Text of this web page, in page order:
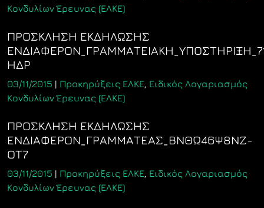
Κονδυλίων Έρευνας (ΕΛΚΕ)
ΠΡΟΣΚΛΗΣΗ ΕΚΔΗΛΩΣΗΣ
ΗΔΡ
03/11/2015 | Προκηρύξεις ΕΛΚΕ, Ειδικός Λογαριασμός
Κονδυλίων Έρευνας (ΕΛΚΕ)
ΠΡΟΣΚΛΗΣΗ ΕΚΔΗΛΩΣΗΣ
ΕΝΔΙΑΦΕΡΟΝ_ΓΡΑΜΜΑΤΕΑΣ_ΒΝΘΩ46Ψ8ΝΖ-
ΟΤ7
03/11/2015 | Προκηρύξεις ΕΛΚΕ, Ειδικός Λογαριασμός
Κονδυλίων Έρευνας (ΕΛΚΕ)